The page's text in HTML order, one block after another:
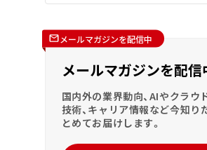
メールマガジンを配信中
メールマガジンを配信
国内外の業界動向、AIやクラウ
技術、キャリア情報など今知り
とめてお届けします。